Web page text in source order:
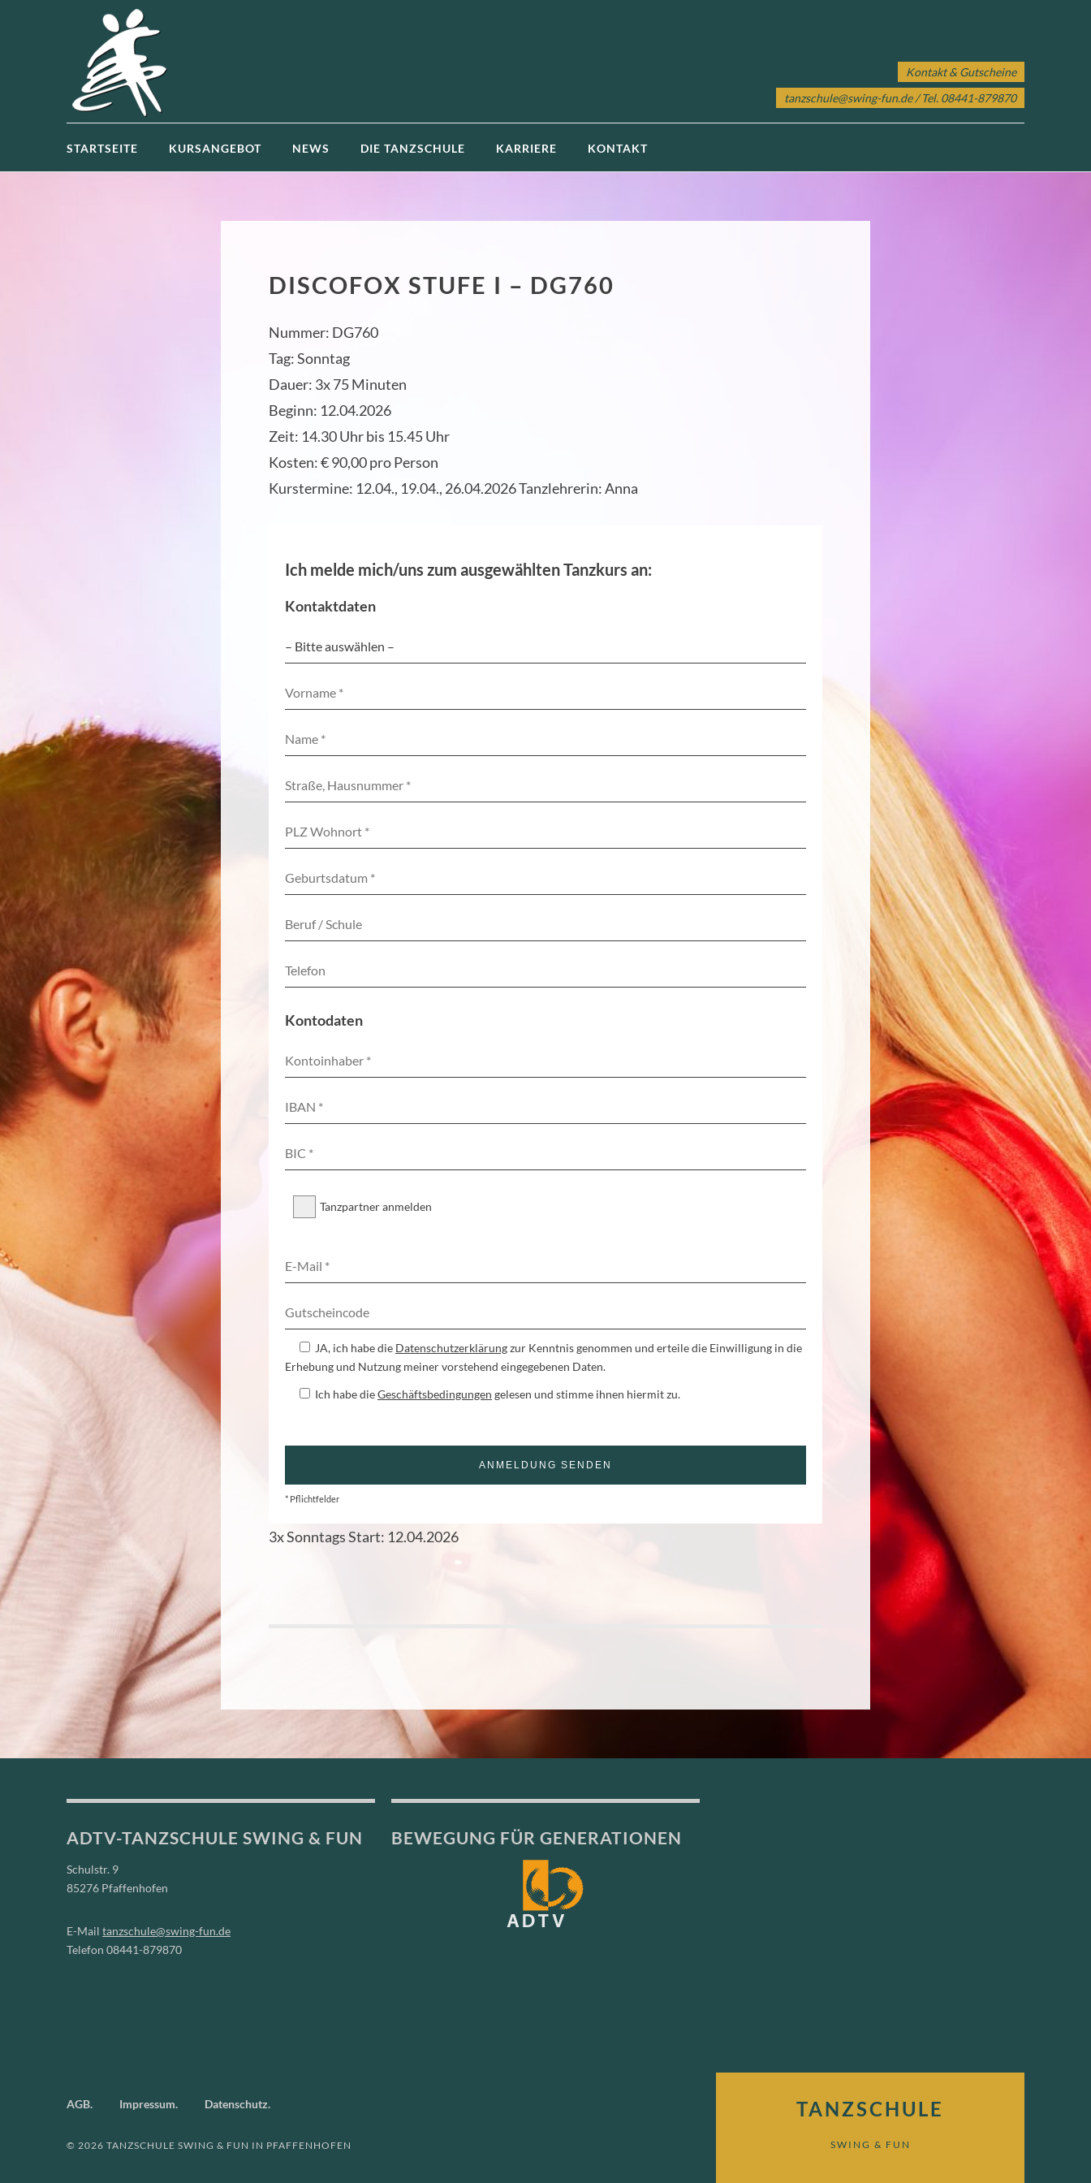
Kontakt & Gutscheine
tanzschule@swing-fun.de/ Tel. 08441-879870
STARTSEITE KURSANGEBOT NEWS DIE TANZSCHULE KARRIERE KONTAKT
DISCOFOX STUFE I – DG760
Nummer: DG760
Tag:Sonntag
Dauer: 3x 75 Minuten
Beginn: 12.04.2026
Zeit: 14.30 Uhr bis 15.45 Uhr
Kosten:€ 90,00 pro Person
Kurstermine: 12.04., 19.04., 26.04.2026 Tanzlehrerin: Anna
Ich melde mich/uns zum ausgewählten Tanzkurs an:
Kontaktdaten
Kontodaten
Tanzpartner anmelden
JA, ich habe die Datenschutzerklärungzur Kenntnis genommen und erteile die Einwilligung in die
Erhebung und Nutzung meiner vorstehend eingegebenen Daten.
Ich habe dieGeschäftsbedingungen gelesen und stimme ihnen hiermit zu.
* Pflichtfelder
3x Sonntags Start: 12.04.2026
ADTV-TANZSCHULE SWING & FUN
Schulstr. 9
85276 Pfaffenhofen
E-Mail tanzschule@swing-fun.de
Telefon 08441-879870
BEWEGUNG FÜR GENERATIONEN
AGB Impressum Datenschutz
© 2026 TANZSCHULE SWING & FUN IN PFAFFENHOFEN
TANZSCHULE
SWING & FUN